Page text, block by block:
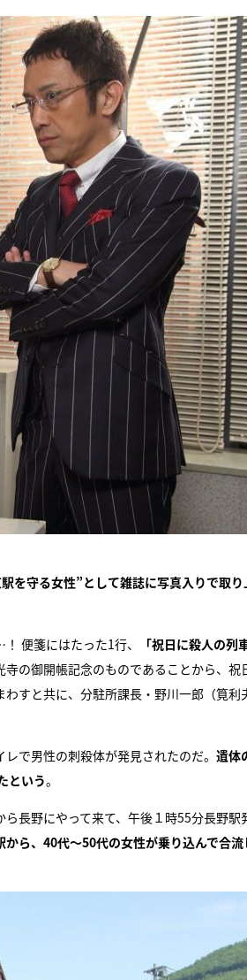
を守る女性”として雑誌に写真入りで取り
便箋にはたった1行、
「祝日に殺人の列
の御開帳記念のものであることから、祝
すと共に、分駐所課長・野川一郎（筧利
で男性の刺殺体が発見されたのだ。 遺体
という。
長野にやって来て、午後１時55分長野駅
から、40代～50代の女性が乗り込んで合流